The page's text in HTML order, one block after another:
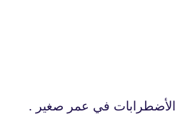
الأضطرابات في عمر صغير .